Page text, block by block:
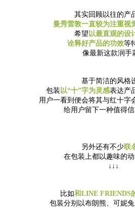
其实回顾以往的产
曼秀雷敦一直较为注重视
希望 以最直观的设
诠释好产品的功效等
像最新这款润手
基于简洁的风格
包装 以“十”字为灵感表达产
用户一看到便会将其与红十字
给用户留下一种值得
另外还有不少联
在包装上都以趣味的
↓↓↓
比如和LINE FRIENDS
包装分别以布朗熊、可妮